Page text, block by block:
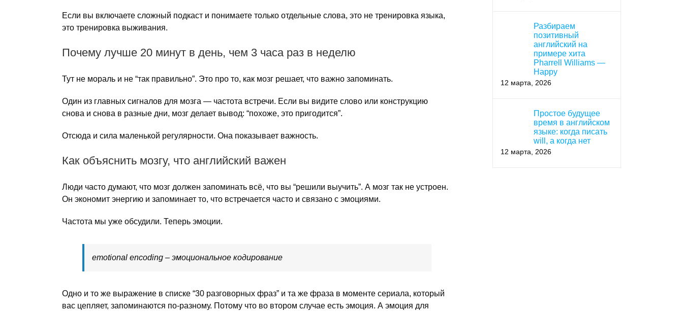
Если вы включаете сложный подкаст и понимаете только отдельные слова, это не тренировка языка,
это тренировка выживания.
Почему лучше 20 минут в день, чем 3 часа раз в неделю
Тут не мораль и не “так правильно”. Это про то, как мозг решает, что важно запоминать.
Один из главных сигналов для мозга — частота встречи. Если вы видите слово или конструкцию
снова и снова в разные дни, мозг делает вывод: “похоже, это пригодится”.
Отсюда и сила маленькой регулярности. Она показывает важность.
Как объяснить мозгу, что английский важен
Люди часто думают, что мозг должен запоминать всё, что вы “решили выучить”. А мозг так не устроен.
Он экономит энергию и запоминает то, что встречается часто и связано с эмоциями.
Частота мы уже обсудили. Теперь эмоции.
emotional encoding – эмоциональное кодирование
Одно и то же выражение в списке “30 разговорных фраз” и та же фраза в моменте сериала, который
вас цепляет, запоминаются по-разному. Потому что во втором случае есть эмоция. А эмоция для
Разбираем
позитивный
английский на
примере хита
Pharrell Williams —
Happy
12 марта, 2026
Простое будущее
время в английском
языке: когда писать
will, а когда нет
12 марта, 2026